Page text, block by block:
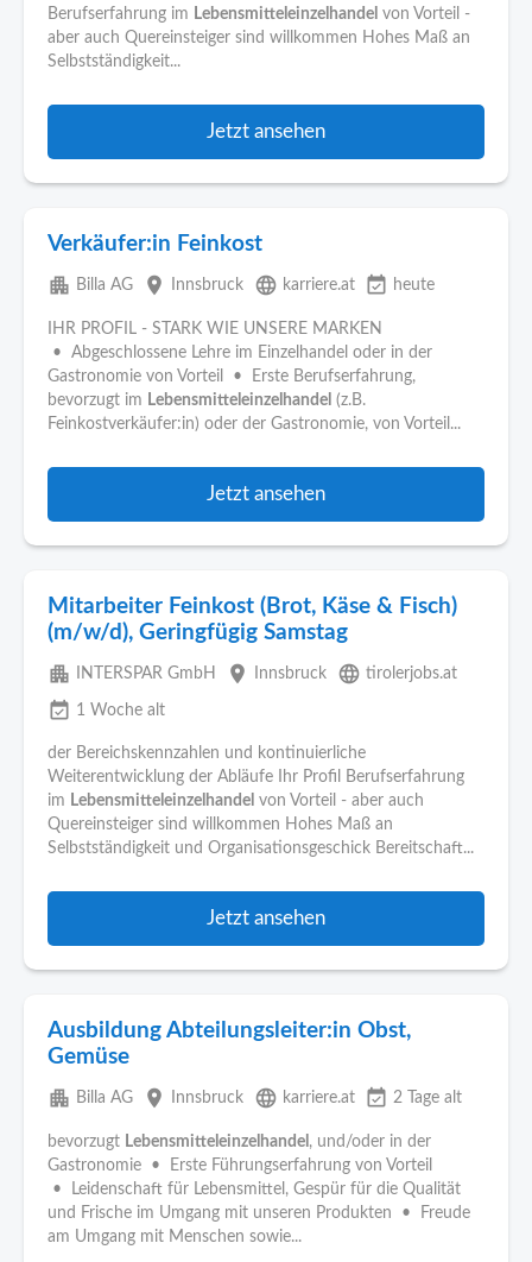
Berufserfahrung im Lebensmitteleinzelhandel von Vorteil -
aber auch Quereinsteiger sind willkommen Hohes Maß an
Selbstständigkeit...
Jetzt ansehen
Verkäufer:in Feinkost
apartment Billa AG place Innsbruck language karriere.at event_available heute
IHR PROFIL - STARK WIE UNSERE MARKEN
• Abgeschlossene Lehre im Einzelhandel oder in der
Gastronomie von Vorteil • Erste Berufserfahrung,
bevorzugt im Lebensmitteleinzelhandel (z.B.
Feinkostverkäufer:in) oder der Gastronomie, von Vorteil...
Jetzt ansehen
Mitarbeiter Feinkost (Brot, Käse & Fisch)
(m/w/d), Geringfügig Samstag
apartment INTERSPAR GmbH place Innsbruck language tirolerjobs.at
event_available 1 Woche alt
der Bereichskennzahlen und kontinuierliche
Weiterentwicklung der Abläufe Ihr Profil Berufserfahrung
im Lebensmitteleinzelhandel von Vorteil - aber auch
Quereinsteiger sind willkommen Hohes Maß an
Selbstständigkeit und Organisationsgeschick Bereitschaft...
Jetzt ansehen
Ausbildung Abteilungsleiter:in Obst,
Gemüse
apartment Billa AG place Innsbruck language karriere.at event_available 2 Tage alt
bevorzugt Lebensmitteleinzelhandel , und/oder in der
Gastronomie • Erste Führungserfahrung von Vorteil
• Leidenschaft für Lebensmittel, Gespür für die Qualität
und Frische im Umgang mit unseren Produkten • Freude
am Umgang mit Menschen sowie...